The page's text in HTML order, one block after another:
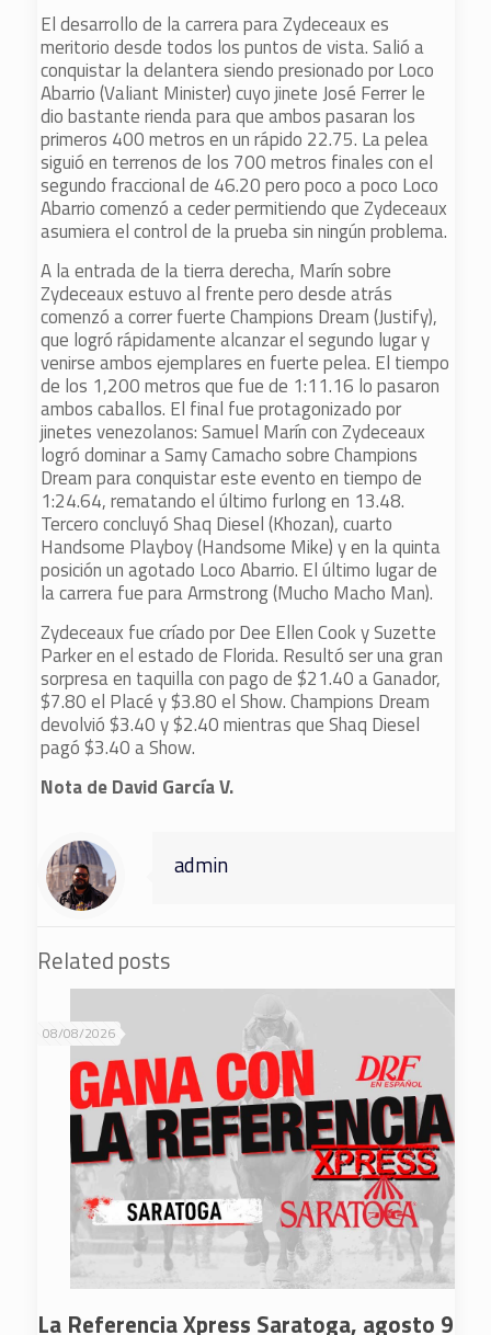
El desarrollo de la carrera para Zydeceaux es
meritorio desde todos los puntos de vista. Salió a
conquistar la delantera siendo presionado por Loco
Abarrio (Valiant Minister) cuyo jinete José Ferrer le
dio bastante rienda para que ambos pasaran los
primeros 400 metros en un rápido 22.75. La pelea
siguió en terrenos de los 700 metros finales con el
segundo fraccional de 46.20 pero poco a poco Loco
Abarrio comenzó a ceder permitiendo que Zydeceaux
asumiera el control de la prueba sin ningún problema.
A la entrada de la tierra derecha, Marín sobre
Zydeceaux estuvo al frente pero desde atrás
comenzó a correr fuerte Champions Dream (Justify),
que logró rápidamente alcanzar el segundo lugar y
venirse ambos ejemplares en fuerte pelea. El tiempo
de los 1,200 metros que fue de 1:11.16 lo pasaron
ambos caballos. El final fue protagonizado por
jinetes venezolanos: Samuel Marín con Zydeceaux
logró dominar a Samy Camacho sobre Champions
Dream para conquistar este evento en tiempo de
1:24.64, rematando el último furlong en 13.48.
Tercero concluyó Shaq Diesel (Khozan), cuarto
Handsome Playboy (Handsome Mike) y en la quinta
posición un agotado Loco Abarrio. El último lugar de
la carrera fue para Armstrong (Mucho Macho Man).
Zydeceaux fue críado por Dee Ellen Cook y Suzette
Parker en el estado de Florida. Resultó ser una gran
sorpresa en taquilla con pago de $21.40 a Ganador,
$7.80 el Placé y $3.80 el Show. Champions Dream
devolvió $3.40 y $2.40 mientras que Shaq Diesel
pagó $3.40 a Show.
Nota de David García V.
admin
Related posts
08/08/2026
La Referencia Xpress Saratoga, agosto 9